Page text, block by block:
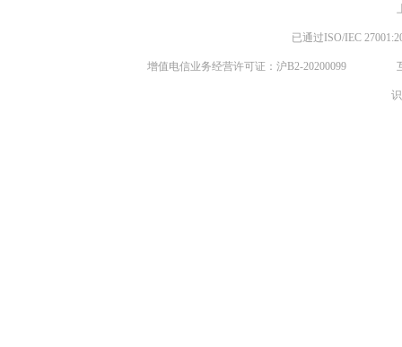
已通过ISO/IEC
增值电信业务经营许可证：沪B2-20200099